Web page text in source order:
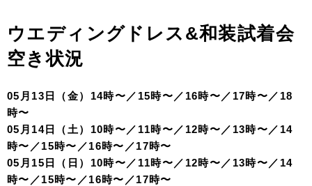
ウエディングドレス&和装試着会
空き状況
05月13日（金）14時〜／15時〜／16時〜／17時〜／18
時〜
05月14日（土）10時〜／11時〜／12時〜／13時〜／14
時〜／15時〜／16時〜／17時〜
05月15日（日）10時〜／11時〜／12時〜／13時〜／14
時〜／15時〜／16時〜／17時〜